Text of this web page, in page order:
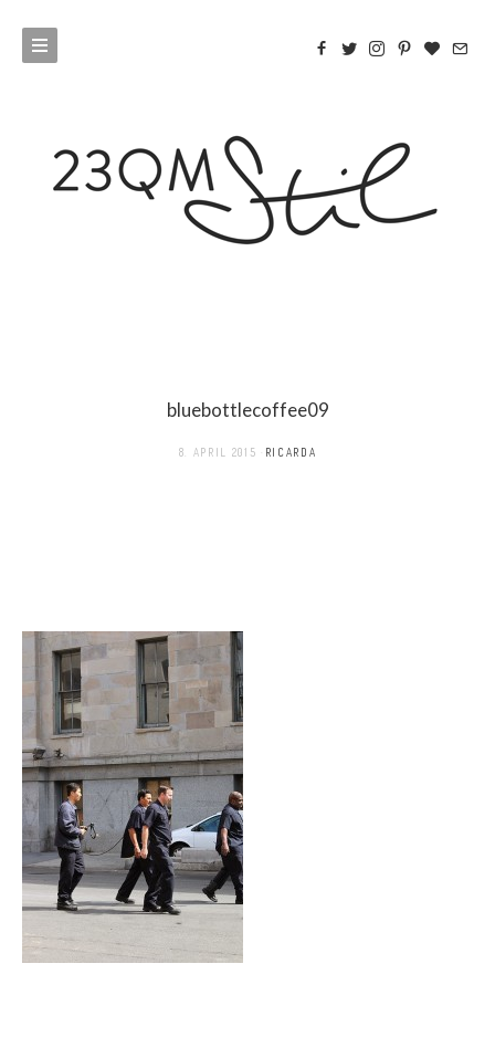
bluebottlecoffee09
8. APRIL 2015 RICARDA